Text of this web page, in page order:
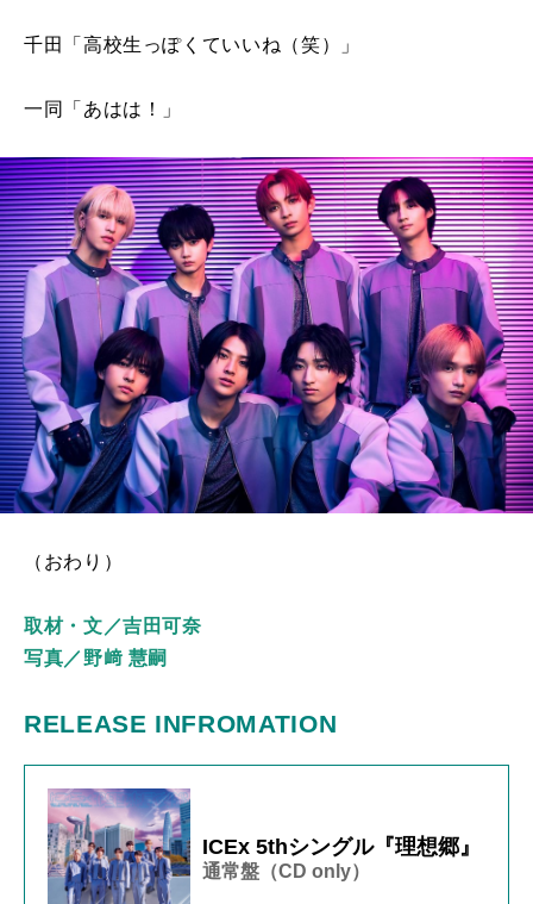
千田「高校生っぽくていいね（笑）」
一同「あはは！」
（おわり）
取材・文／吉田可奈
写真／野﨑 慧嗣
RELEASE INFROMATION
ICEx 5thシングル『理想郷』
通常盤（CD only）